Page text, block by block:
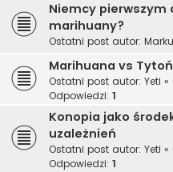
Niemcy pierwszym
marihuany?
Ostatni post autor:
Marihuana vs Tytoń
Ostatni post autor: Yeti «
Odpowiedzi: 1
Konopia jako
uzależnień
Ostatni post autor: Yeti «
Odpowiedzi: 1